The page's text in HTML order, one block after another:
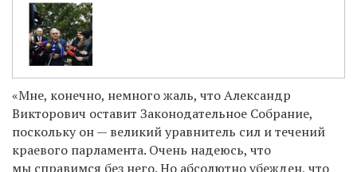
«Мне, конечно, немного жаль, что Александр
Викторович оставит Законодательное Собрание,
поскольку он — великий уравнитель сил и течений
краевого парламента. Очень надеюсь, что
мы справимся без него. Но абсолютно убежден, что